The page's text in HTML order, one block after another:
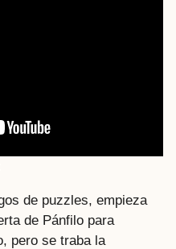
de puzzles, empieza
de Pánfilo para
pero se traba la